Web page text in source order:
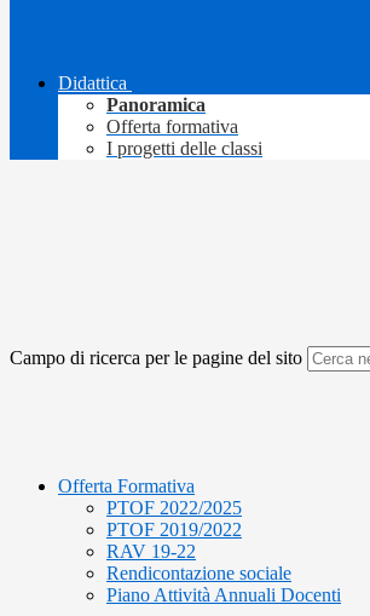
Didattica
Panoramica
Offerta formativa
I progetti delle classi
Campo di ricerca per le pagine del sito
Offerta Formativa
PTOF 2022/2025
PTOF 2019/2022
RAV 19-22
Rendicontazione sociale
Piano Attività Annuali Docenti